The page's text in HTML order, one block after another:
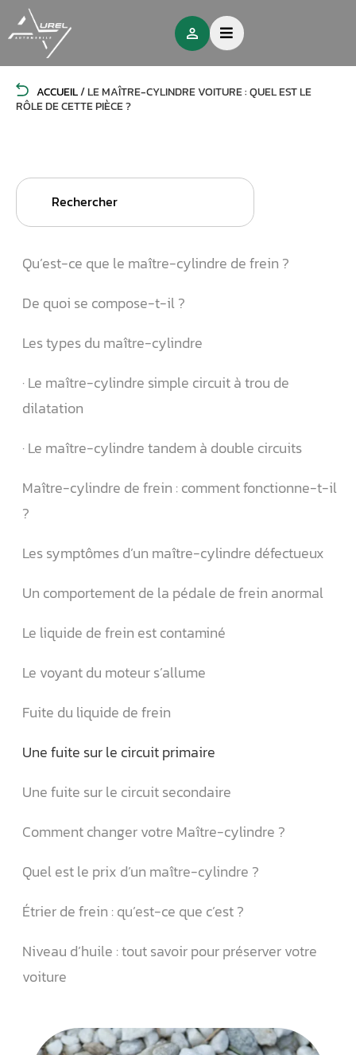
ACCUEIL/LE MAÎTRE-CYLINDRE VOITURE : QUEL EST LE
RÔLE DE CETTE PIÈCE ?
Search
Qu’est-ce que le maître-cylindre de frein ?
De quoi se compose-t-il ?
Les types du maître-cylindre
· Le maître-cylindre simple circuit à trou de
dilatation
· Le maître-cylindre tandem à double circuits
Maître-cylindre de frein : comment fonctionne-t-il
?
Les symptômes d’un maître-cylindre défectueux
Un comportement de la pédale de frein anormal
Le liquide de frein est contaminé
Le voyant du moteur s’allume
Fuite du liquide de frein
Une fuite sur le circuit primaire
Une fuite sur le circuit secondaire
Comment changer votre Maître-cylindre ?
Quel est le prix d’un maître-cylindre ?
Étrier de frein : qu’est-ce que c’est ?
Niveau d’huile : tout savoir pour préserver votre
voiture